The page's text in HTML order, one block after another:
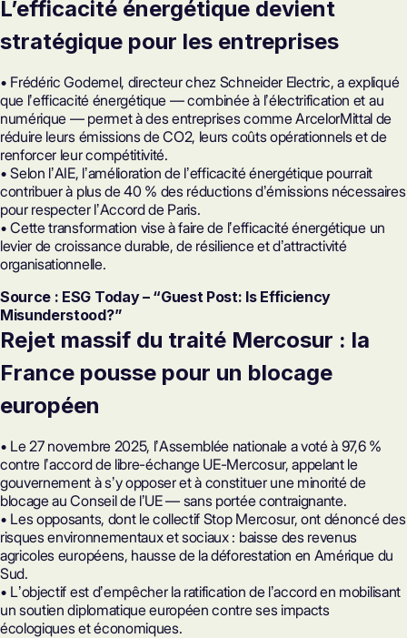
L’efficacité énergétique devient
stratégique pour les entreprises
• Frédéric Godemel, directeur chez Schneider Electric, a expliqué
que lʼefficacité énergétique — combinée à lʼélectrification et au
numérique — permet à des entreprises comme ArcelorMittal de
réduire leurs émissions de CO2, leurs coûts opérationnels et de
renforcer leur compétitivité.
• Selon lʼAIE, lʼamélioration de lʼefficacité énergétique pourrait
contribuer à plus de 40 % des réductions dʼémissions nécessaires
pour respecter lʼAccord de Paris.
• Cette transformation vise à faire de lʼefficacité énergétique un
levier de croissance durable, de résilience et dʼattractivité
organisationnelle.
Source : ESG Today – “Guest Post: Is Efficiency
Misunderstood?”
Rejet massif du traité Mercosur : la
France pousse pour un blocage
européen
• Le 27 novembre 2025, lʼAssemblée nationale a voté à 97,6 %
contre lʼaccord de libre-échange UE-Mercosur, appelant le
gouvernement à sʼy opposer et à constituer une minorité de
blocage au Conseil de lʼUE — sans portée contraignante.
• Les opposants, dont le collectif Stop Mercosur, ont dénoncé des
risques environnementaux et sociaux : baisse des revenus
agricoles européens, hausse de la déforestation en Amérique du
Sud.
• Lʼobjectif est dʼempêcher la ratification de lʼaccord en mobilisant
un soutien diplomatique européen contre ses impacts
écologiques et économiques.